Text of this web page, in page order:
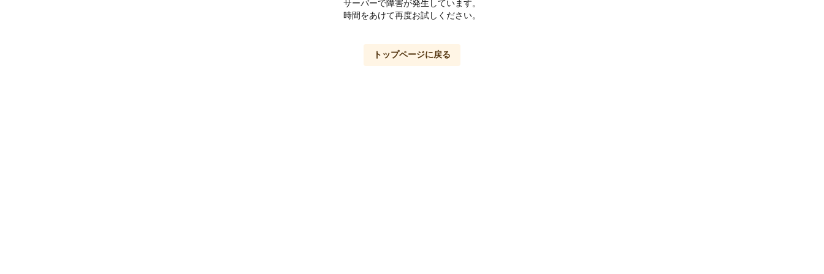
サーバーで障害が発生しています。
時間をあけて再度お試しください。
トップページに戻る